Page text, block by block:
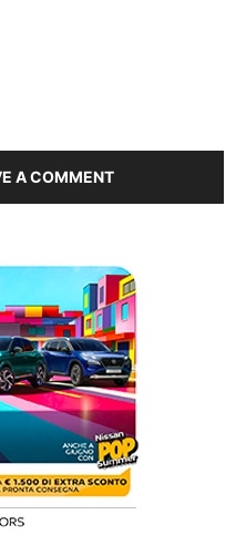
A COMMENT